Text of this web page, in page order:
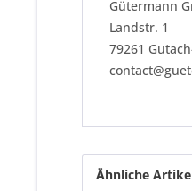
Gütermann
Landstr. 1
79261
Ähnliche